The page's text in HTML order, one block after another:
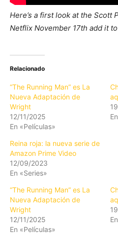
Here’s a first look at the Scott
Netflix November 17th add it
Relacionado
“The Running Man” es La
Nueva Adaptación de
Wright
12/11/2025
En «Películas»
Reina roja: la nueva serie de
Amazon Prime Video
12/09/2023
En «Series»
“The Running Man” es La
Nueva Adaptación de
Wright
12/11/2025
En «Películas»